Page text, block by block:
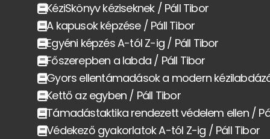
KéziSkönyv kéziseknek / Páll Tibor
A kapusok képzése / Páll Tibor
Egyéni képzés A-tól Z-ig / Páll Tibor
Főszerepben a labda / Páll Tibor
Gyors ellentámadások a modern
Kettő az egyben / Páll Tibor
Támadástaktika rendezett védelem ellen /
Védekező gyakorlatok A-tól Z-ig / Páll Tibor